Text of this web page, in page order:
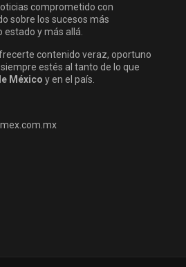
comprometido con
sobre los sucesos más
y más allá.
contenido veraz, oportuno
estés al tanto de lo que
México y en el país.